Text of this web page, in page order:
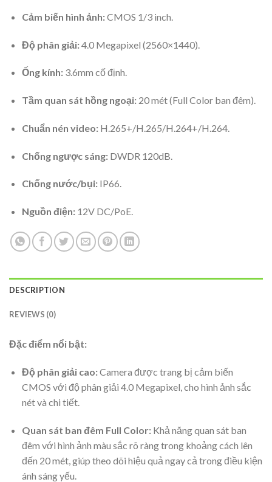
Cảm biến hình ảnh:CMOS 1/3 inch.
Độ phân giải:4.0 Megapixel (2560×1440).
Ống kính: 3.6mm cố định.
Tầm quan sát hồng ngoại: 20 mét (Full Color ban đêm).
Chuẩn nén video: H.265+/H.265/H.264+/H.264.
Chống ngược sáng: DWDR 120dB.
Chống nước/bụi: IP66.
Nguồn điện: 12V DC/PoE.
DESCRIPTION
REVIEWS (0)
Đặc điểm nổi bật:
Độ phân giải cao:Camera được trang bị cảm biến
CMOS với độ phân giải 4.0 Megapixel, cho hình ảnh sắc
nét và chi tiết.
Quan sát ban đêm Full Color: Khả năng quan sát ban
đêm với hình ảnh màu sắc rõ ràng trong khoảng cách lên
đến 20 mét, giúp theo dõi hiệu quả ngay cả trong điều kiện
ánh sáng yếu.